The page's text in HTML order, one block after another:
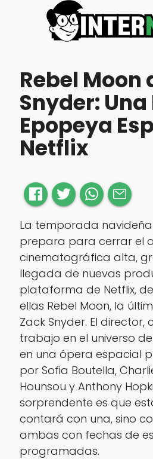
Rebel Moon
Snyder:
Epopeya
Netflix
La temporada navideña
prepara para cerrar el
cinematográfica alta,
llegada de nuevas
plataforma de Netflix,
ellas Rebel Moon, la
Zack Snyder. El
trabajo en el universo
en una ópera espacial
por Sofia Boutella,
Hounsou y Anthony
sorprendente es que
contará con una, sino
ambas con fechas de
programadas.